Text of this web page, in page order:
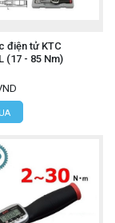
điện tử KTC
(17 - 85 Nm)